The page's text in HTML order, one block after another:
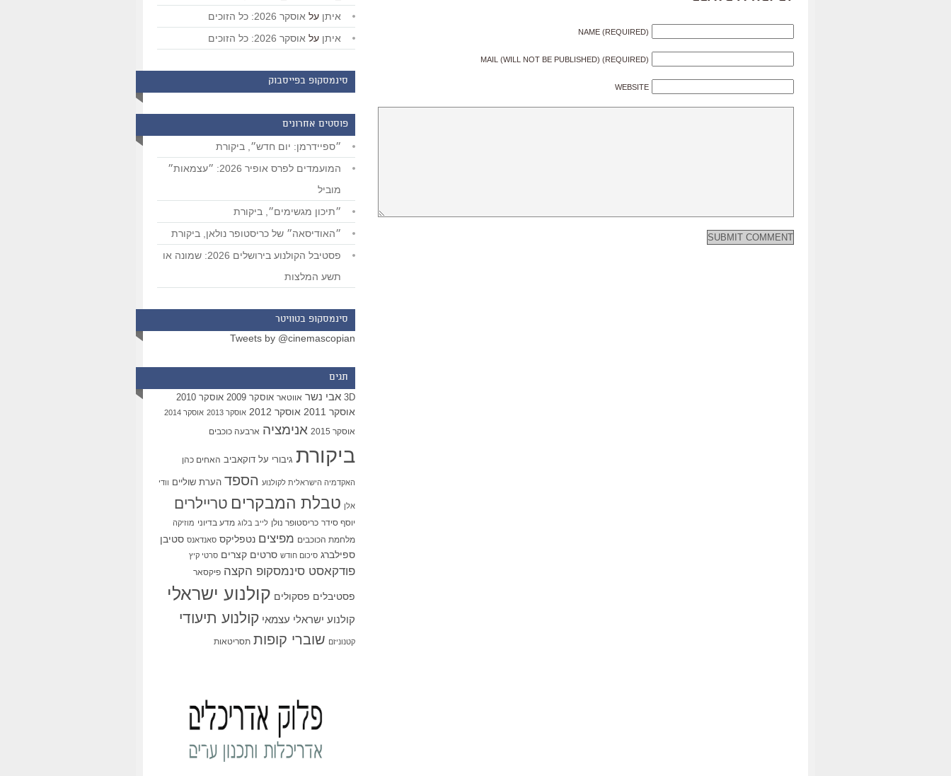
NAME (REQUIRED)
MAIL (WILL NOT BE PUBLISHED) (REQUIRED)
WEBSITE
איתן על אוסקר 2026: כל הזוכים
איתן על אוסקר 2026: כל הזוכים
סינמסקופ בפייסבוק
פוסטים אחרונים
״ספיידרמן: יום חדש״, ביקורת
המועמדים לפרס אופיר 2026: ״עצמאות״
מוביל
״תיכון מגשימים״, ביקורת
״האודיסאה״ של כריסטופר נולאן, ביקורת
פסטיבל הקולנוע בירושלים 2026: שמונה או
תשע המלצות
סינמסקופ בטוויטר
Tweets by @cinemascopian
תגים
3D אבי נשר אווטאר אוסקר 2009 אוסקר 2010
אוסקר 2011 אוסקר 2012 אוסקר 2013 אוסקר 2014
אוסקר 2015 אנימציה ארבעה כוכבים
ביקורת גיבורי על דוקאביב האחים כהן
האקדמיה הישראלית לקולנוע הספד הערת שוליים וודי
אלן טבלת המבקרים טריילרים
יוסף סידר כריסטופר נולן לייב בלוג מדע בדיוני מוזיקה
מלחמת הכוכבים מפיצים נטפליקס סאנדאנס סטיבן
ספילברג סיכום חודש סרטים קצרים סרטי קיץ
פודקאסט סינמסקופ הקצה פיקסאר
פסטיבלים פסקולים קולנוע ישראלי
קולנוע ישראלי עצמאי קולנוע תיעודי
קטנוניזם שוברי קופות תסריטאות